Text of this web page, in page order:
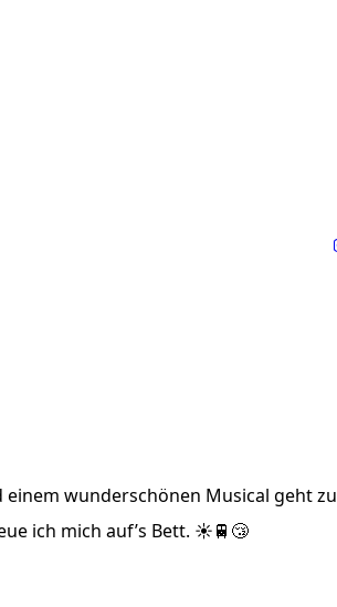
wunderschönen Musical geht zu
ich mich auf’s Bett. ☀️🚆😴